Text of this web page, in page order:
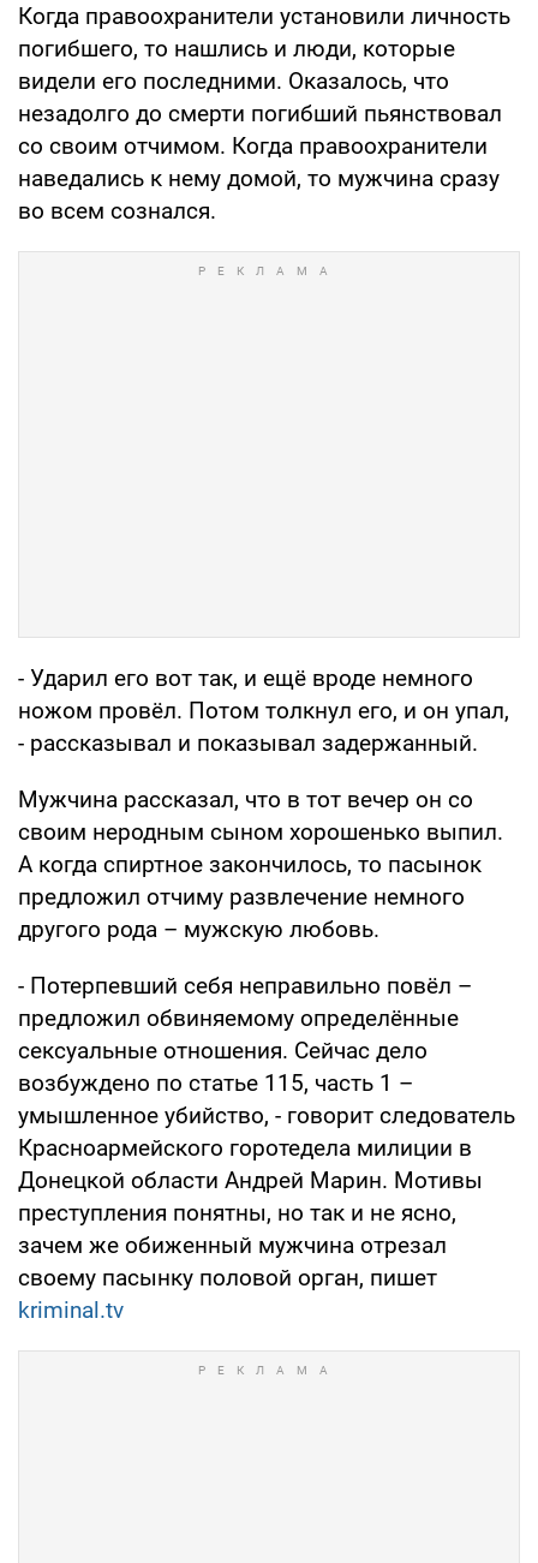
Когда правоохранители установили личность
погибшего, то нашлись и люди, которые
видели его последними. Оказалось, что
незадолго до смерти погибший пьянствовал
со своим отчимом. Когда правоохранители
наведались к нему домой, то мужчина сразу
во всем сознался.
- Ударил его вот так, и ещё вроде немного
ножом провёл. Потом толкнул его, и он упал,
- рассказывал и показывал задержанный.
Мужчина рассказал, что в тот вечер он со
своим неродным сыном хорошенько выпил.
А когда спиртное закончилось, то пасынок
предложил отчиму развлечение немного
другого рода – мужскую любовь.
- Потерпевший себя неправильно повёл –
предложил обвиняемому определённые
сексуальные отношения. Сейчас дело
возбуждено по статье 115, часть 1 –
умышленное убийство, - говорит следователь
Красноармейского горотедела милиции в
Донецкой области Андрей Марин. Мотивы
преступления понятны, но так и не ясно,
зачем же обиженный мужчина отрезал
своему пасынку половой орган, пишет
kriminal.tv